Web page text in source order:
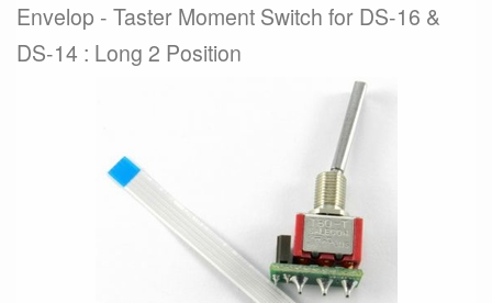
Envelop
Taster Moment Switch for DS-16 &
DS-14 : Long 2 Position